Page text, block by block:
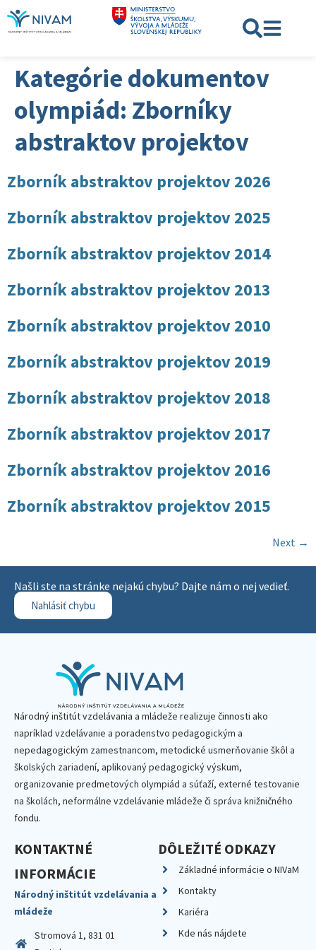
Kategórie dokumentov
olympiád: Zborníky
abstraktov projektov
Zborník abstraktov projektov 2026
Zborník abstraktov projektov 2025
Zborník abstraktov projektov 2014
Zborník abstraktov projektov 2013
Zborník abstraktov projektov 2010
Zborník abstraktov projektov 2019
Zborník abstraktov projektov 2018
Zborník abstraktov projektov 2017
Zborník abstraktov projektov 2016
Zborník abstraktov projektov 2015
Next →
Našli ste na stránke nejakú chybu? Dajte nám o nej vedieť.
Nahlásiť chybu
Národný inštitút vzdelávania a mládeže realizuje činnosti ako
napríklad vzdelávanie a poradenstvo pedagogickým a
nepedagogickým zamestnancom, metodické usmerňovanie škôl a
školských zariadení, aplikovaný pedagogický výskum,
organizovanie predmetových olympiád a súťaží, externé testovanie
na školách, neformálne vzdelávanie mládeže či správa knižničného
fondu.
KONTAKTNÉ
INFORMÁCIE
Národný inštitút vzdelávania a
mládeže
Stromová 1, 831 01
DÔLEŽITÉ ODKAZY
Základné informácie o NIVaM
Kontakty
Kariéra
Kde nás nájdete